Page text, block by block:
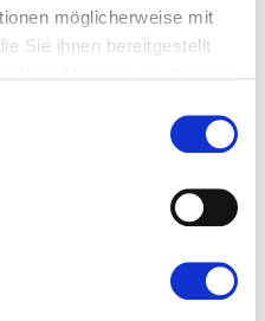
möglicherweise mit
Sie ihnen bereitgestellt
Speichern